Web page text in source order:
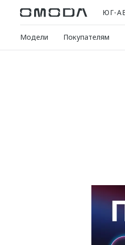
ЮГ-
Модели Покупателям